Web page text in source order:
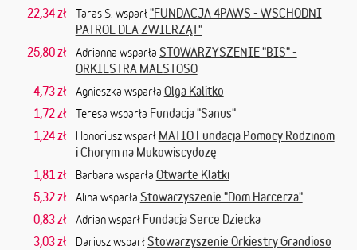
22,34 zł Taras S. wsparł"FUNDACJA 4PAWS - WSCHODNI
PATROL DLA ZWIERZĄT"
25,80 zł
Adrianna wsparła STOWARZYSZENIE "BIS" -
ORKIESTRA MAESTOSO
4,73 zł
Agnieszka wsparła Olga Kalitko
1,72 zł
Teresa wsparła Fundacja "Sanus"
1,24 zł
Honoriusz wsparł MATIO Fundacja Pomocy Rodzinom
i Chorym na Mukowiscydozę
1,81 zł
Barbara wsparła Otwarte Klatki
5,32 zł
Alina wsparła Stowarzyszenie "Dom Harcerza"
0,83 zł
Adrian wsparł Fundacja Serce Dziecka
3,03 zł
Dariusz wsparł Stowarzyszenie Orkiestry Grandioso